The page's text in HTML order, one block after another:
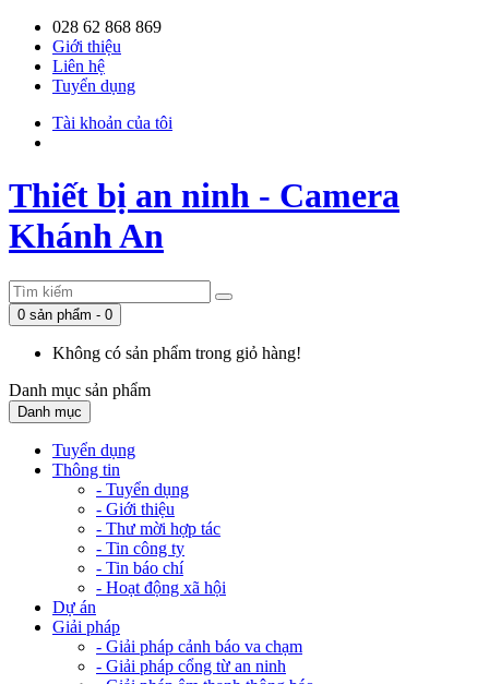
028 62 868 869
Giới thiệu
Liên hệ
Tuyển dụng
Tài khoản của tôi
Thiết bị an ninh - Camera
Khánh An
0 sản phẩm - 0
Không có sản phẩm trong giỏ hàng!
Danh mục sản phẩm
Danh mục
Tuyển dụng
Thông tin
- Tuyển dụng
- Giới thiệu
- Thư mời hợp tác
- Tin công ty
- Tin báo chí
- Hoạt động xã hội
Dự án
Giải pháp
- Giải pháp cảnh báo va chạm
- Giải pháp cổng từ an ninh